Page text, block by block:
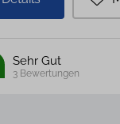
3 Bewertungen
Sehr Gut